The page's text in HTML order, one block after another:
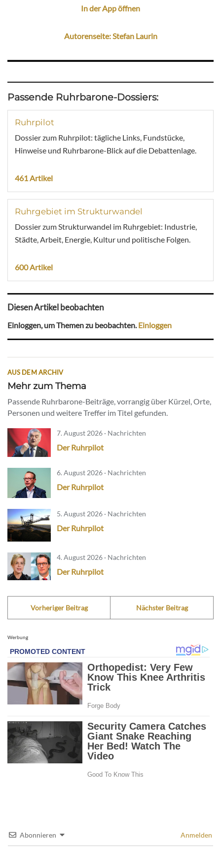
In der App öffnen
Autorenseite: Stefan Laurin
Passende Ruhrbarone-Dossiers:
Ruhrpilot
Dossier zum Ruhrpilot: tägliche Links, Fundstücke,
Hinweise und Ruhrbarone-Blick auf die Debattenlage.
461 Artikel
Ruhrgebiet im Strukturwandel
Dossier zum Strukturwandel im Ruhrgebiet: Industrie,
Städte, Arbeit, Energie, Kultur und politische Folgen.
600 Artikel
Diesen Artikel beobachten
Einloggen, um Themen zu beobachten.Einloggen
AUS DEM ARCHIV
Mehr zum Thema
Passende Ruhrbarone-Beiträge, vorrangig über Kürzel, Orte,
Personen und weitere Treffer im Titel gefunden.
7. August 2026 · Nachrichten
Der Ruhrpilot
6. August 2026 · Nachrichten
Der Ruhrpilot
5. August 2026 · Nachrichten
Der Ruhrpilot
4. August 2026 · Nachrichten
Der Ruhrpilot
Vorheriger Beitrag Nächster Beitrag
Werbung
Abonnieren Anmelden